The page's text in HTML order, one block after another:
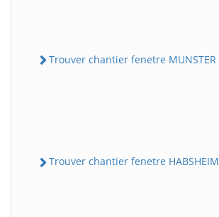
Trouver chantier fenetre MUNSTER
Trouver chantier fenetre HABSHEIM